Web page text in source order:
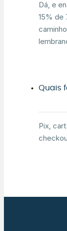
Dá, e
15% de
Quais
Pix,